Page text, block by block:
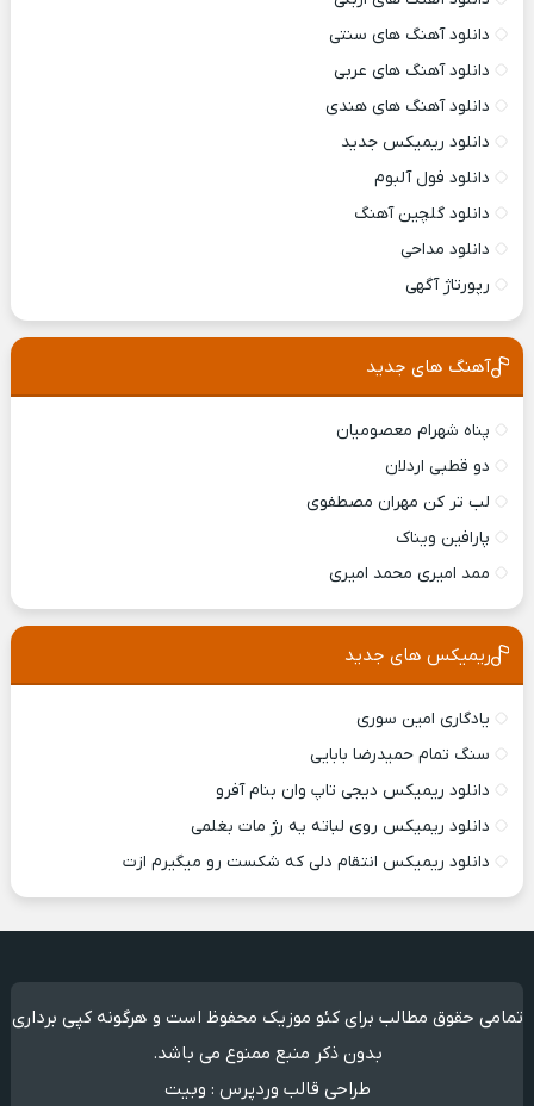
دانلود آهنگ های سنتی
دانلود آهنگ های عربی
دانلود آهنگ های هندی
دانلود ریمیکس جدید
دانلود فول آلبوم
دانلود گلچین آهنگ
دانلود مداحی
رپورتاژ آگهی
آهنگ های جدید
پناه شهرام معصومیان
دو قطبی اردلان
لب تر کن مهران مصطفوی
پارافین ویناک
ممد امیری محمد امیری
ریمیکس های جدید
یادگاری امین سوری
سنگ تمام حمیدرضا بابایی
دانلود ریمیکس ديجی تاپ وان بنام آفرو
دانلود ریمیکس روی لباته یه رژ مات بغلمی
دانلود ریمیکس انتقام دلی که شکست رو میگیرم ازت
تمامی حقوق مطالب برای کئو موزیک محفوظ است و هرگونه کپی برداری
بدون ذکر منبع ممنوع می باشد.
طراحی قالب وردپرس : وبیت